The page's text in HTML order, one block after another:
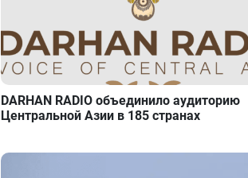
DARHAN RADIO объединило аудиторию
Центральной Азии в 185 странах